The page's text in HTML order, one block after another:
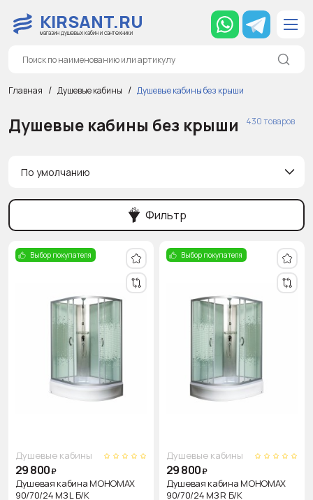
KIRSANT.RU
магазин душевых кабин и сантехники
Главная Душевые кабины Душевые кабины без крыши
Душевые кабины без крыши 430 товаров
По умолчанию
Фильтр
Выбор покупателя
Душевые кабины
29 800₽
Душевая кабина МОНОМАХ
90/70/24 МЗ L Б/К
Выбор покупателя
Душевые кабины
29 800₽
Душевая кабина МОНОМАХ
90/70/24 МЗ R Б/К